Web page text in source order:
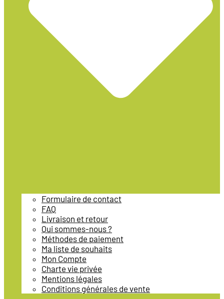
Formulaire de contact
FAQ
Livraison et retour
Qui sommes-nous ?
Méthodes de paiement
Ma liste de souhaits
Mon Compte
Charte vie privée
Mentions légales
Conditions générales de vente